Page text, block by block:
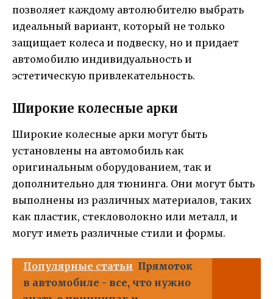
позволяет каждому автолюбителю выбрать
идеальный вариант, который не только
защищает колеса и подвеску, но и придает
автомобилю индивидуальность и
эстетическую привлекательность.
Широкие колесные арки
Широкие колесные арки могут быть
установлены на автомобиль как
оригинальным оборудованием, так и
дополнительно для тюнинга. Они могут быть
выполнены из различных материалов, таких
как пластик, стекловолокно или металл, и
могут иметь различные стили и формы.
Популярные статьи Прямоток
в автомобиле - все, что нужно